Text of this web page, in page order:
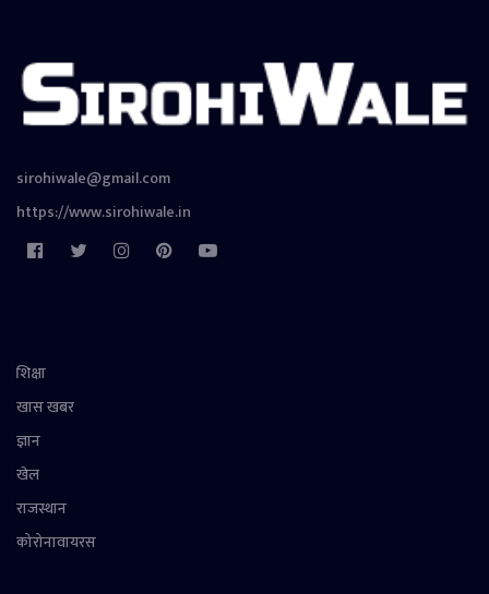
sirohiwale@gmail.com
https://www.sirohiwale.in
शिक्षा
खास खबर
ज्ञान
खेल
राजस्थान
कोरोनावायरस